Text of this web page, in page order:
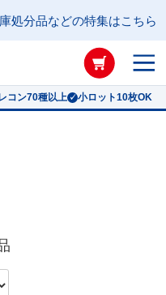
処分品などの特集はこちら
コン70種以上 小ロット10枚OK